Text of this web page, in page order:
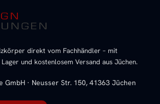
direkt vom Fachhändler – mit
und kostenlosem Versand aus Jüchen.
GmbH · Neusser Str. 150, 41363 Jüchen